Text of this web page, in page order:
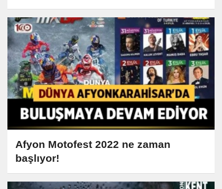
Afyon Motofest 2022 ne zaman
başlıyor!